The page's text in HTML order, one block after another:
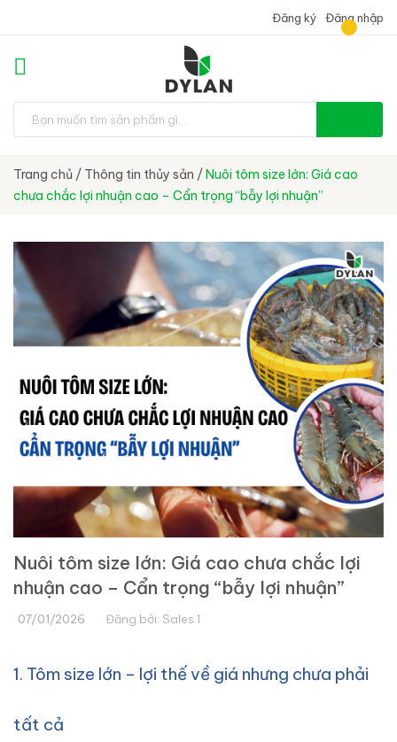
Đăng ký Đăng nhập
Trang chủ / Thông tin thủy sản /Nuôi tôm size lớn: Giá cao
chưa chắc lợi nhuận cao – Cẩn trọng “bẫy lợi nhuận”
Nuôi tôm size lớn: Giá cao chưa chắc lợi
nhuận cao – Cẩn trọng “bẫy lợi nhuận”
07/01/2026 Đăng bởi: Sales 1
1. Tôm size lớn – lợi thế về giá nhưng chưa phải
tất cả